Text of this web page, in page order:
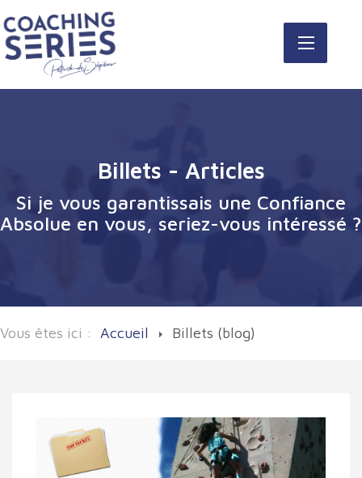
Billets - Articles
Si je vous garantissais une Confiance
Absolue en vous, seriez-vous intéressé ?
Vous êtes ici : Accueil Billets (blog)